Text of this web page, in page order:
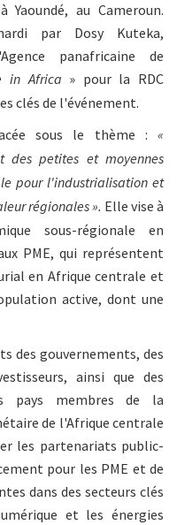
au Cameroun.
par Dosy Kuteka,
panafricaine de
in Africa » pour la RDC
clés de l'événement.
sous le thème : «
des petites et moyennes
pour l'industrialisation et
régionales ». Elle vise à
sous-régionale en
PME, qui représentent
en Afrique centrale et
active, dont une
des gouvernements, des
ainsi que des
pays membres de la
de l'Afrique centrale
les partenariats public-
pour les PME et de
dans des secteurs clés
et les énergies